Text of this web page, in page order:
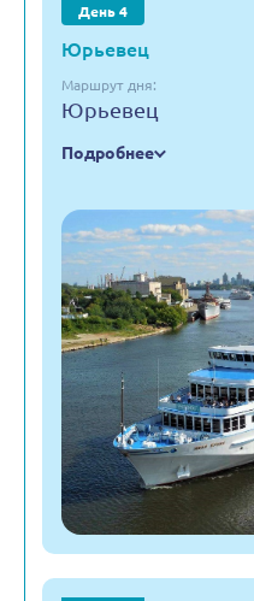
День 4
Юрьевец
Маршрут дня:
Юрьевец
Подробнее